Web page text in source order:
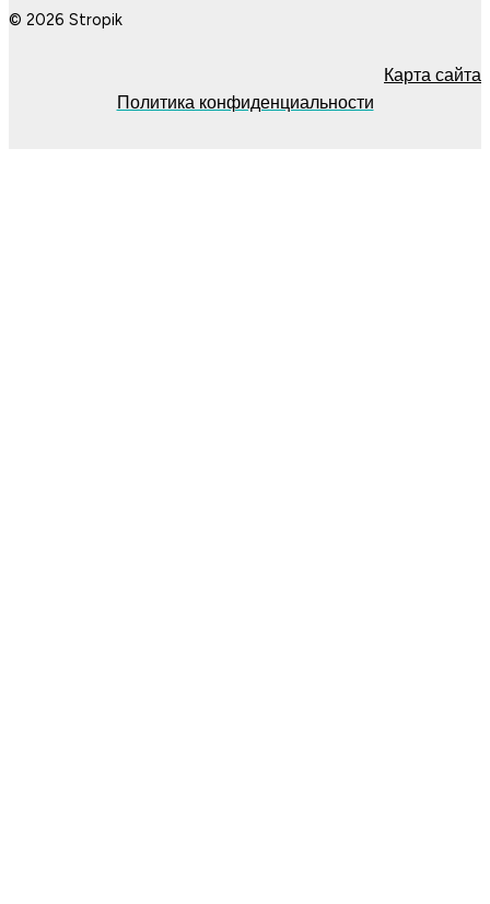
© 2026 Stropik
Карта сайта
Политика конфиденциальности